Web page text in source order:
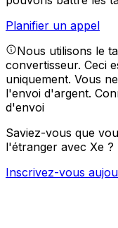
Planifier un appel
Nous utilisons le
convertisseur. Ceci
uniquement. Vous
l'envoi d'argent.
d'envoi
Saviez-vous que
l'étranger avec Xe ?
Inscrivez-vous